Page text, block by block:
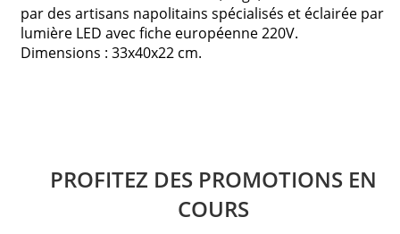
par des artisans napolitains spécialisés et éclairée par
lumière LED avec fiche européenne 220V.
Dimensions : 33x40x22 cm.
PROFITEZ DES PROMOTIONS EN
COURS